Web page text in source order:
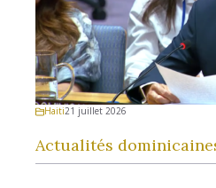
Haiti21 juillet 2026
Actualités